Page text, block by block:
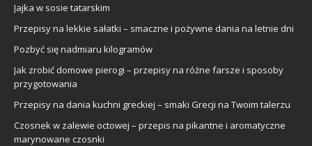
Jajka w sosie tatarskim
Przepisy na lekkie sałatki – smaczne i pożywne dania na letnie dni
Pozbyć się nadmiaru kilogramów
Jak zrobić domowe pierogi – przepisy na różne farsze i sposoby
przygotowania
Przepisy na dania kuchni greckiej – smaki Grecji na Twoim talerzu
Czosnek w zalewie octowej – przepis na pikantne i aromatyczne
marynowane czosnki